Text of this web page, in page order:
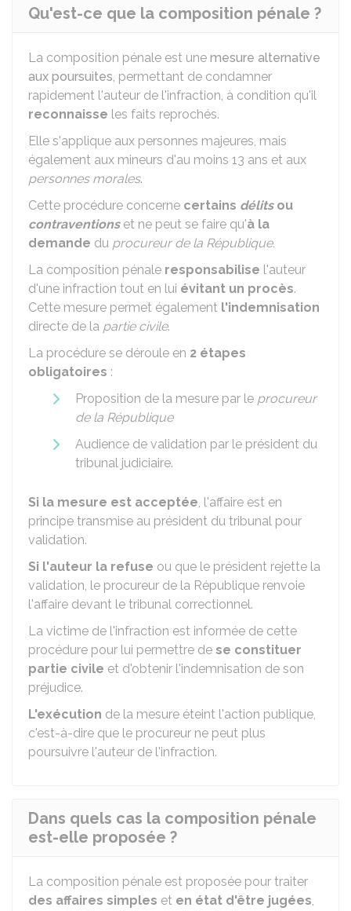
Qu'est-ce que la composition pénale ?
La composition pénale est une mesure alternative
aux poursuites, permettant de condamner
rapidement l'auteur de l'infraction, à condition qu'il
reconnaisse les faits reprochés.
Elle s'applique aux personnes majeures, mais
également aux mineurs d'au moins 13 ans et aux
personnes morales.
Cette procédure concerne certains délitsou
contraventionset ne peut se faire qu'à la
demande du procureur de la République.
La composition pénale responsabilise l'auteur
d'une infraction tout en lui évitant un procès.
Cette mesure permet également l'indemnisation
directe de la partie civile.
La procédure se déroule en 2 étapes
obligatoires :
Proposition de la mesure par le procureur
de la République
Audience de validation par le président du
tribunal judiciaire.
Si la mesure est acceptée, l'affaire est en
principe transmise au président du tribunal pour
validation.
Si l'auteur la refuse ou que le président rejette la
validation, le procureur de la République renvoie
l'affaire devant le tribunal correctionnel.
La victime de l'infraction est informée de cette
procédure pour lui permettre de se constituer
partie civile et d'obtenir l'indemnisation de son
préjudice.
L'exécution de la mesure éteint l'action publique,
c'est-à-dire que le procureur ne peut plus
poursuivre l'auteur de l'infraction.
Dans quels cas la composition pénale
est-elle proposée ?
La composition pénale est proposée pour traiter
des affaires simples et en état d'être jugées,